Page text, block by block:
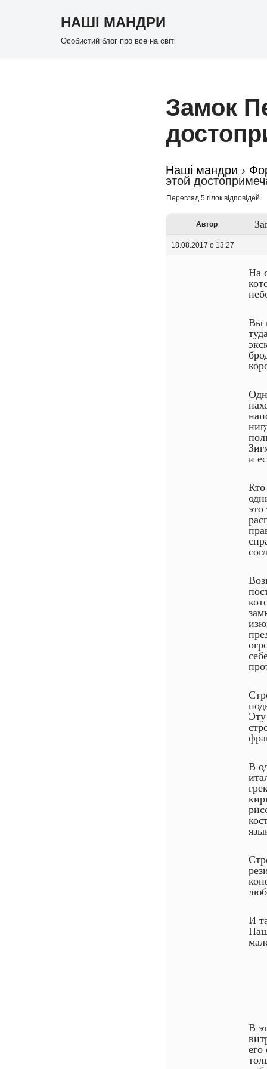
НАШІ МАНДРИ
Особистий блог про все на світі
Замок
Наші мандри ›
этой
Перегляд 5 гілок відповідей
Автор
18.08.2017 о 13:27
На
Вы
и
В
И
В
его